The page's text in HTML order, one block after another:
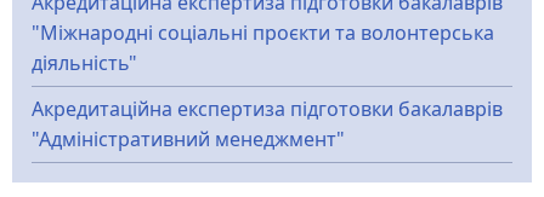
"Міжнародні соціальні проєкти та волонтерська
діяльність"
Акредитаційна експертиза підготовки бакалаврів
"Адміністративний менеджмент"